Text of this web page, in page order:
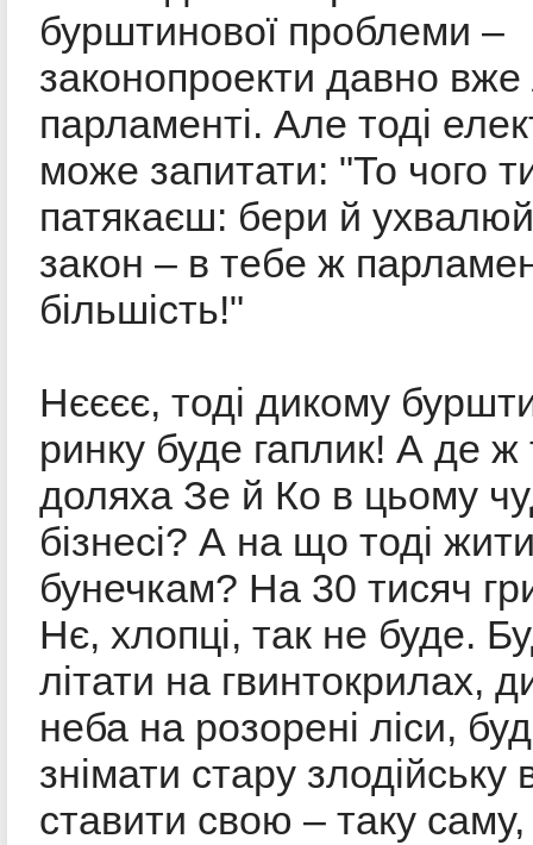
бурштинової проблеми –
законопроекти давно
парламенті. Але тоді
може запитати: "То чого
патякаєш: бери й
закон – в тебе ж
більшість!"
Нєєєє, тоді дикому
ринку буде гаплик! А де ж
доляха Зе й Ко в цьому
бізнесі? А на що тоді
бунечкам? На 30 тисяч
Нє, хлопці, так не буде.
літати на гвинтокрилах,
неба на розорені ліси,
знімати стару злодійську
ставити свою – таку